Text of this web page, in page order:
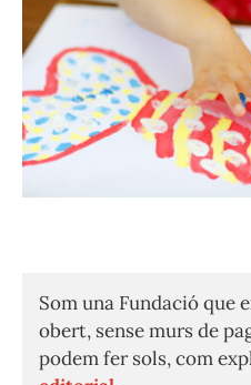
Som una Fundació que
obert, sense murs de
podem fer sols, com